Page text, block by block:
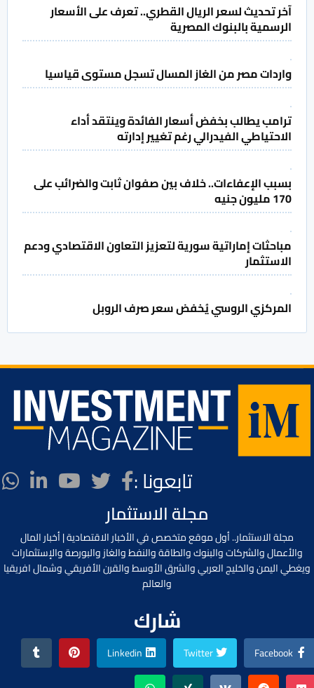
آخر تحديث لسعر الريال القطري.. تعرف على الأسعار
الرسمية بالبنوك المصرية
واردات مصر من الغاز المسال تسجل مستوى قياسيا
ترامب يطالب بخفض أسعار الفائدة وينتقد أداء
الاحتياطي الفيدرالي رغم تغيير إدارته
بسبب الإعفاءات.. خلاف بين صفوان ثابت والضرائب على
170 مليون جنيه
مباحثات إماراتية سورية لتعزيز التعاون الاقتصادي ودعم
الاستثمار
المركزي الروسي يُخفض سعر صرف الروبل
تابعونا :
مجلة الاستثمار
مجلة الاستثمار.. أول موقع متخصص في الأخبار الاقتصادية | أخبار المال
والأعمال والشركات والبنوك والطاقة والنفط والغاز والبورصة والإستثمارات
ويغطي اليمن والخليج العربي والشرق الأوسط والقرن الأفريقي وشمال افريقيا
والعالم
شارك
Facebook
Twitter
Linkedin